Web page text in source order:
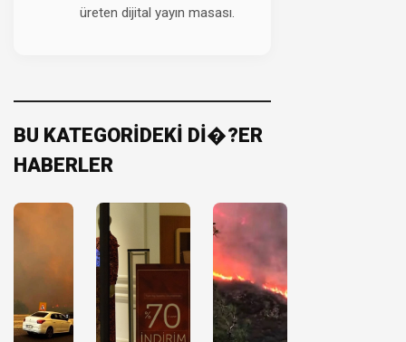
üreten dijital yayın masası.
BU KATEGORİDEKİ Dİ�?ER
HABERLER